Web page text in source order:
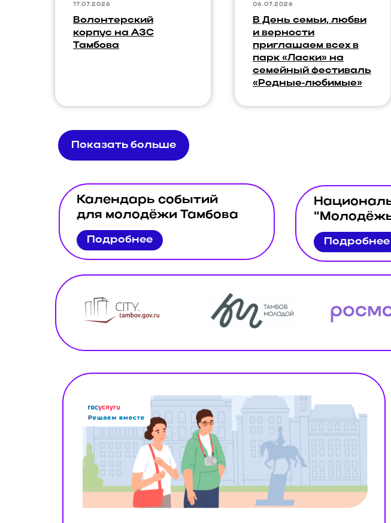
17.07.2026
Волонтерский
корпус на АЗС
Тамбова
06.07.2026
В День семьи, любви
и верности
приглашаем всех в
парк «Ласки» на
семейный фестиваль
«Родные‑любимые»
Показать больше
Календарь событий
для молодёжи Тамбова
Подробнее
Подробнее